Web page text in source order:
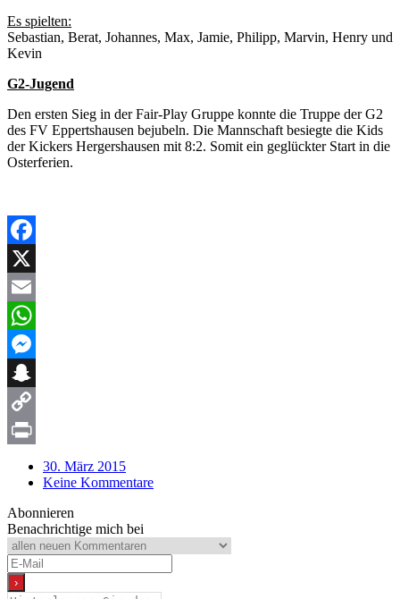
Es spielten:
Sebastian, Berat, Johannes, Max, Jamie, Philipp, Marvin, Henry und
Kevin
G2-Jugend
Den ersten Sieg in der Fair-Play Gruppe konnte die Truppe der G2
des FV Eppertshausen bejubeln. Die Mannschaft besiegte die Kids
der Kickers Hergershausen mit 8:2. Somit ein geglückter Start in die
Osterferien.
Facebook
X
Email
WhatsApp
Messenger
Snapchat
Copy
30. März 2015
Keine Kommentare
Abonnieren
Benachrichtige mich bei